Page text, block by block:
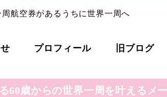
周航空券があるうちに世界一周へ
プロフィール 旧ブログ
歳からの世界一周を叶える